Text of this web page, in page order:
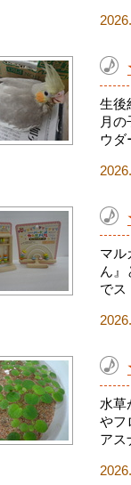
生後
月
ウダ
マル
ん』
でス
水草
やフ
アス